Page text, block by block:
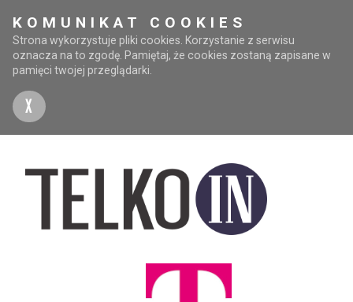
KOMUNIKAT COOKIES
Strona wykorzystuje pliki cookies. Korzystanie z serwisu
oznacza na to zgodę. Pamiętaj, że cookies zostaną zapisane w
pamięci twojej przeglądarki.
X